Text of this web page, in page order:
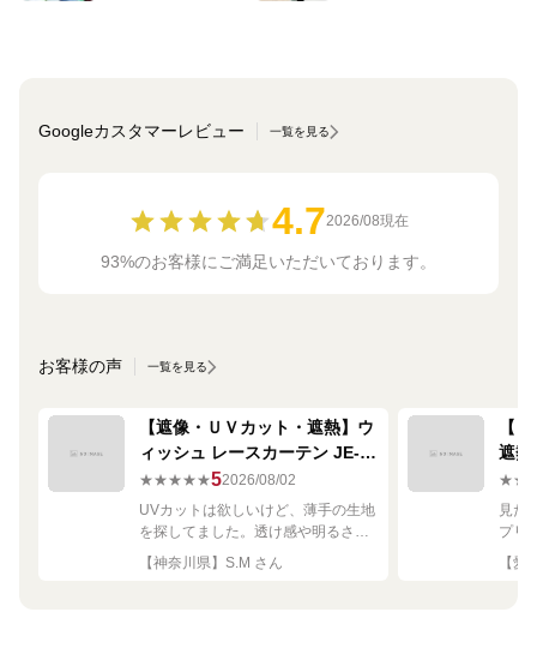
Googleカスタマーレビュー 一覧を見る
4.72026/08現在
93%のお客様にご満足いただいております。
お客様の声 一覧を見る
【遮像・ＵＶカット・遮熱】ウ
ィッシュ レースカーテン JE-
67249R シルバー
★★★★★52026/08/02
UVカットは欲しいけど、薄手の生地
を探してました。透け感や明るさも
ちょうど良く思った通りで満足で
す。
【神奈川県】S.M さん
【
遮熱
ー
見た
プリ
れい
【愛